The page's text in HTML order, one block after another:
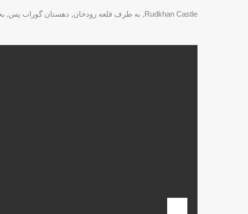
Rudkhan Castle, به طرف قلعه رودخان, دهستان گوراب پس, بخش مرکزی, Fuman County, Zanjan Province, Iran